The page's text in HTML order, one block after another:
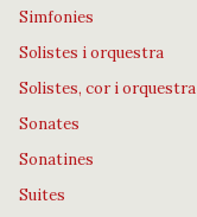
Simfonies
Solistes i orquestra
Solistes, cor i orquestra
Sonates
Sonatines
Suites